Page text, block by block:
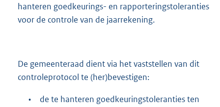
hanteren goedkeurings- en rapporteringstoleranties
voor de controle van de jaarrekening.
De gemeenteraad dient via het vaststellen van dit
controleprotocol te (her)bevestigen:
•
de te hanteren goedkeuringstoleranties ten